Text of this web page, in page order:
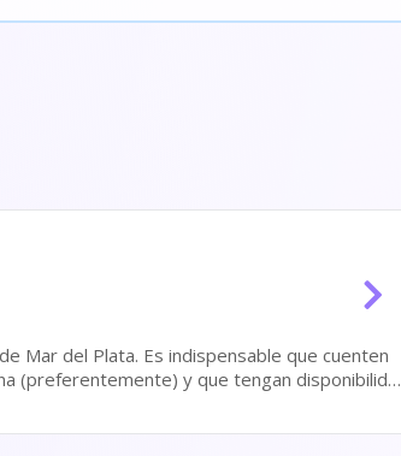
Mar del Plata. Es indispensable que cuenten
(preferentemente) y que tengan disponibilidad